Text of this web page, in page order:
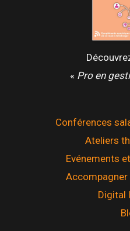
« Pro en
Conférences
Ateliers
Evénements
Accompagner
Digital